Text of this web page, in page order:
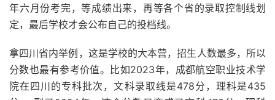
年六月份考完，等成绩出来，再等各个省的录取控制线划
定，最后学校才会公布自己的投档线。
拿四川省内举例，这是学校的大本营，招生人数最多，所以
分数也最有参考价值。比如2023年，成都航空职业技术学
院在四川的专科批次，文科录取线是478分，理科是435